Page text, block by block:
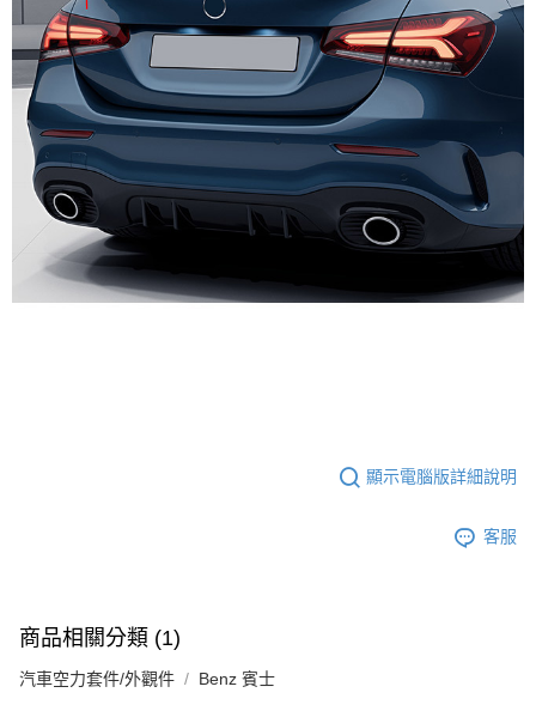
顯示電腦版詳細說明
客服
商品相關分類 (1)
汽車空力套件/外觀件 Benz 賓士